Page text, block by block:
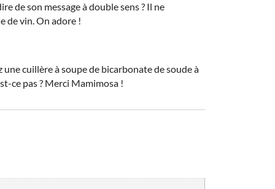
de son message à double sens ? Il ne
de vin. On adore !
cuillère à soupe de bicarbonate de soude à
ce pas ? Merci Mamimosa !